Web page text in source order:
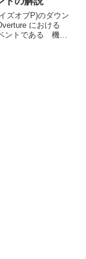
ズオブP)のダウン
における
ントである 機械